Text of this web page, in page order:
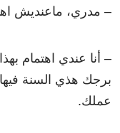
– مدري، ماعنديش
– أنا عندي اهتمام
برجك هذي السنة
عملك.